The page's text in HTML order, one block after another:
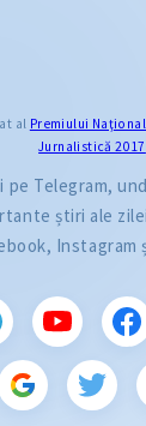
al Premiului
Jurnalistică 2017
pe Telegram,
știri ale
Instagram